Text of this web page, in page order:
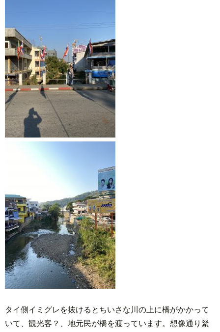
タイ側イミグレを抜けるとちいさな川の上に橋がかかって
いて、観光客？、地元民が橋を渡っています。想像通り緊